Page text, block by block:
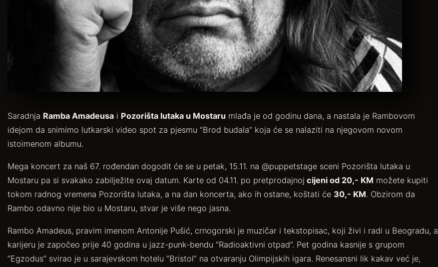
Saradnja Ramba Amadeusa i Pozorišta lutaka u Mostaru mlađa je od godinu dana, a nastala je Rambovom
idejom da snimimo lutkarski video spot za pjesmu “Brod budala” koja će se nalaziti na njegovom novom
istoimenom albumu.
Mega koncert za naš 67. rođendan dogodit će se u petak, 15.11. na @puppetstage sceni Pozorišta lutaka u
Mostaru pa si svakako zabilježite ovaj datum. Karte od 04.11. po pretprodajnoj cijeni od 20,- KM možete kupiti
tokom radnog vremena Pozorišta lutaka, a na dan koncerta, ako ih ostane, koštati će 30,- KM. Obzirom da
Rambo odavno nije bio u Mostaru, stvar je više nego jasna.
Rambo Amadeus, pravim imenom Antonije Pušić, crnogorski je muzičar i tekstopisac, koji živi i radi u Beogradu, a
karijeru je započeo prije 40 godina u jazz-punk-bendu “Radioaktivni otpad”. Pet godina kasnije s grupom
“Egzodus” svirao je u sarajevskom hotelu “Bristol” na otvaranju Olimpijskih igara. Renesansni lik kakav već je,